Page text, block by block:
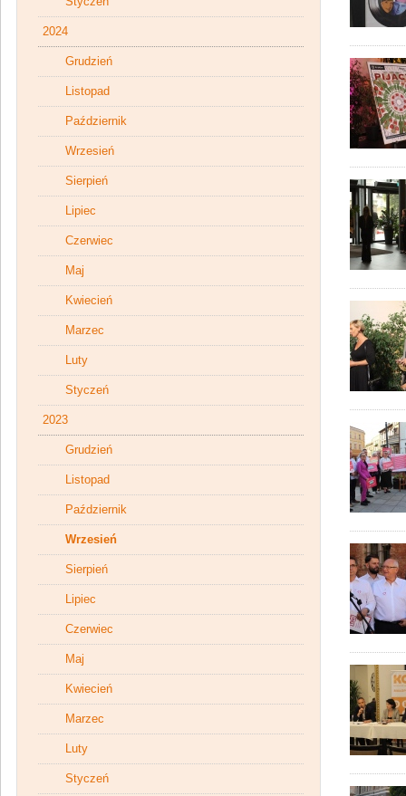
2024
Grudzień
Listopad
Październik
Wrzesień
Sierpień
Lipiec
Czerwiec
Maj
Kwiecień
Marzec
Luty
Styczeń
2023
Grudzień
Listopad
Październik
Wrzesień
Sierpień
Lipiec
Czerwiec
Maj
Kwiecień
Marzec
Luty
Styczeń